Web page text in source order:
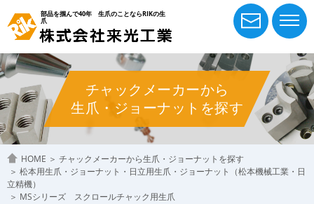
部品を掴んで40年 生爪のことならRIKの生
爪
チャックメーカーから
生爪・ジョーナットを探す
HOME ＞ チャックメーカーから生爪・ジョーナットを探す
＞ 松本用生爪・ジョーナット・日立用生爪・ジョーナット（松本機械工業・日
立精機）
＞ MSシリーズ スクロールチャック用生爪